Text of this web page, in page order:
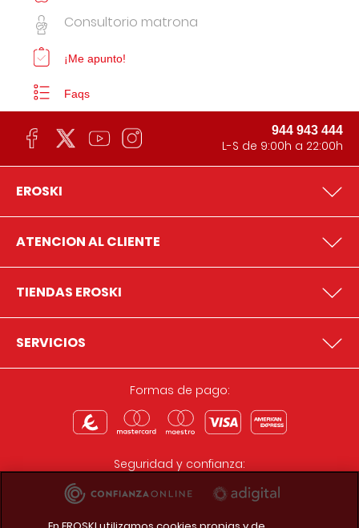
Consultorio matrona
¡Me apunto!
Faqs
944 943 444
L-S de 9:00h a 22:00h
EROSKI
ATENCION AL CLIENTE
TIENDAS EROSKI
SERVICIOS
Formas de pago:
Seguridad y confianza: